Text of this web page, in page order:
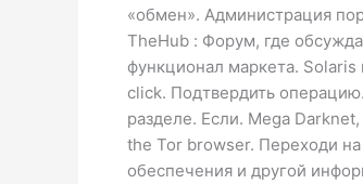
«обмен». Администрация
TheHub : Форум, где
функционал маркета.
click. Подтвердить
разделе. Если. Mega
the Tor browser. Переходи
обеспечения и другой